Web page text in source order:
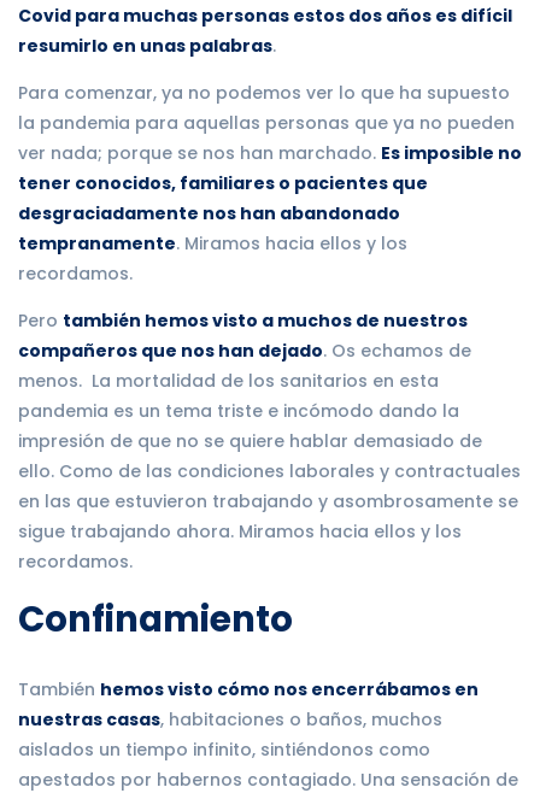
Covid para muchas personas estos dos años es difícil
resumirlo en unas palabras.
Para comenzar, ya no podemos ver lo que ha supuesto
la pandemia para aquellas personas que ya no pueden
ver nada; porque se nos han marchado. Es imposible no
tener conocidos, familiares o pacientes que
desgraciadamente nos han abandonado
tempranamente. Miramos hacia ellos y los
recordamos.
Pero también hemos visto a muchos de nuestros
compañeros que nos han dejado. Os echamos de
menos. La mortalidad de los sanitarios en esta
pandemia es un tema triste e incómodo dando la
impresión de que no se quiere hablar demasiado de
ello. Como de las condiciones laborales y contractuales
en las que estuvieron trabajando y asombrosamente se
sigue trabajando ahora. Miramos hacia ellos y los
recordamos.
Confinamiento
También hemos visto cómo nos encerrábamos en
nuestras casas, habitaciones o baños, muchos
aislados un tiempo infinito, sintiéndonos como
apestados por habernos contagiado. Una sensación de